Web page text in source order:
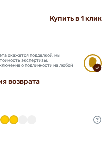
Купить в 1 клик
окажется подделкой, мы
экспертизы.
о подлинности на любой
возврата